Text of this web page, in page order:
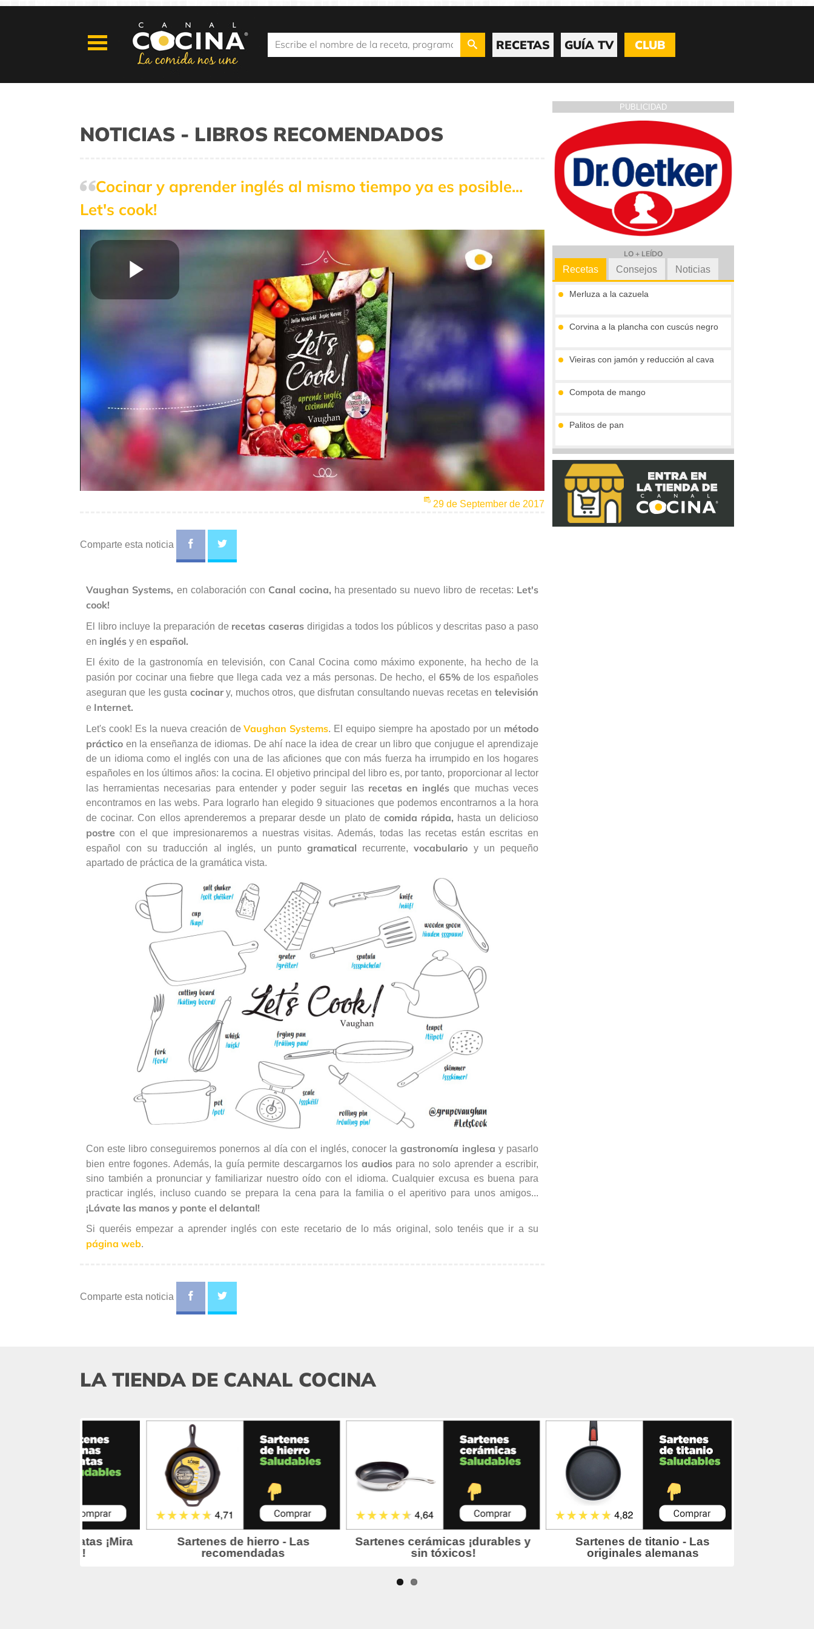
RECETAS GUÍA TV CLUB
NOTICIAS - LIBROS RECOMENDADOS
Cocinar y aprender inglés al mismo tiempo ya es posible...
Let's cook!
Play
Video
29 de September de 2017
Comparte esta noticia
Vaughan Systems, en colaboración con Canal cocina, ha presentado su nuevo libro de recetas: Let's
cook!
El libro incluye la preparación de recetas caseras dirigidas a todos los públicos y descritas paso a paso
en inglés y en español.
El éxito de la gastronomía en televisión, con Canal Cocina como máximo exponente, ha hecho de la
pasión por cocinar una fiebre que llega cada vez a más personas. De hecho, el 65%de los españoles
aseguran que les gusta cocinary, muchos otros, que disfrutan consultando nuevas recetas en televisión
e Internet.
Let's cook! Es la nueva creación deVaughan Systems. El equipo siempre ha apostado por un método
práctico en la enseñanza de idiomas. De ahí nace la idea de crear un libro que conjugue el aprendizaje
de un idioma como el inglés con una de las aficiones que con más fuerza ha irrumpido en los hogares
españoles en los últimos años: la cocina. El objetivo principal del libro es, por tanto, proporcionar al lector
las herramientas necesarias para entender y poder seguir lasrecetas en inglés que muchas veces
encontramos en las webs. Para lograrlo han elegido 9 situaciones que podemos encontrarnos a la hora
de cocinar. Con ellos aprenderemos a preparar desde un plato decomida rápida, hasta un delicioso
postre con el que impresionaremos a nuestras visitas. Además, todas las recetas están escritas en
español con su traducción al inglés, un puntogramatical recurrente,vocabulario y un pequeño
apartado de práctica de la gramática vista.
Con este libro conseguiremos ponernos al día con el inglés, conocer lagastronomía inglesa y pasarlo
bien entre fogones. Además, la guía permite descargarnos los audiospara no solo aprender a escribir,
sino también a pronunciar y familiarizar nuestro oído con el idioma. Cualquier excusa es buena para
practicar inglés, incluso cuando se prepara la cena para la familia o el aperitivo para unos amigos...
¡Lávate las manos y ponte el delantal!
Si queréis empezar a aprender inglés con este recetario de lo más original, solo tenéis que ir a su
página web.
Comparte esta noticia
PUBLICIDAD
LO + LEÍDO
Recetas
Merluza a la cazuela
Corvina a la plancha con cuscús negro
Vieiras con jamón y reducción al cava
Compota de mango
Palitos de pan
Tronco de chocolate y turrón (sin gluten)
Consejos Noticias
LA TIENDA DE CANAL COCINA